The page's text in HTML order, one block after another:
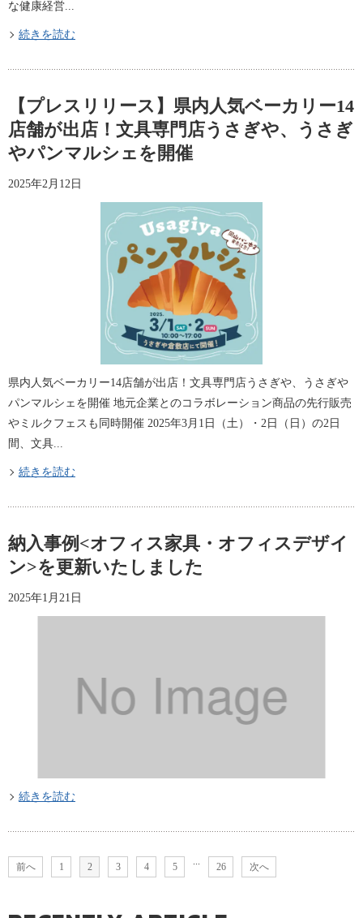
な健康経営...
続きを読む
【プレスリリース】県内人気ベーカリー14
店舗が出店！文具専門店うさぎや、うさぎ
やパンマルシェを開催
2025年2月12日
県内人気ベーカリー14店舗が出店！文具専門店うさぎや、うさぎや
パンマルシェを開催 地元企業とのコラボレーション商品の先行販売
やミルクフェスも同時開催 2025年3月1日（土）・2日（日）の2日
間、文具...
続きを読む
納入事例<オフィス家具・オフィスデザイ
ン>を更新いたしました
2025年1月21日
続きを読む
前へ 1 2 3 4 5
...
26 次へ